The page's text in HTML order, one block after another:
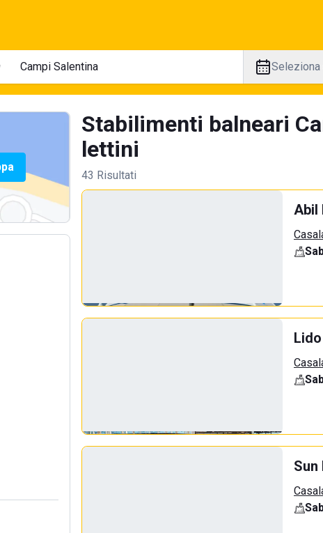
Seleziona
Stabilimenti balneari
lettini
43 Risultati
Abil
Sun